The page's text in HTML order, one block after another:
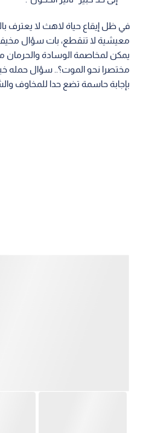
في ظل إيقاع حياة لاهث لا يعترف
معيشية لا تنقطع، بات سؤال
يمكن لمخاصمة الوسادة والحرمان
مختصرا نحو الموت؟.. سؤال حمله
بإجابة حاسمة تضع حدا للمخاوف